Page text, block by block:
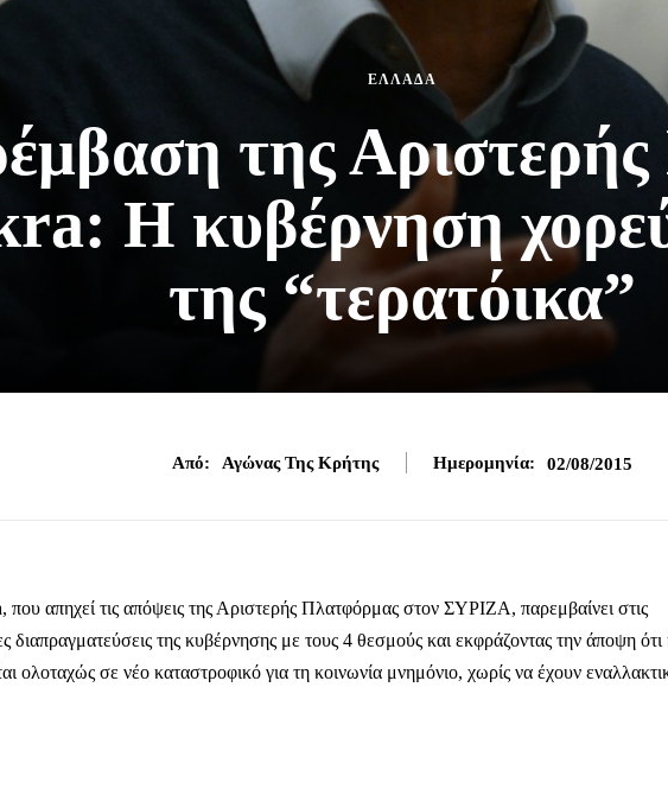
ΕΛΛΑΔΑ
της
Η κυβέρνηση
της “τερατόικα”
Από: Αγώνας Της Κρήτης Ημερομηνία: 02/08/2015
απηχεί τις απόψεις της Αριστερής Πλατφόρμας στον ΣΥΡΙΖΑ, παρεμβαίνει στις
διαπραγματεύσεις της κυβέρνησης με τους 4 θεσμούς και εκφράζοντας την άποψη ότι
ολοταχώς σε νέο καταστροφικό για τη κοινωνία μνημόνιο, χωρίς να έχουν